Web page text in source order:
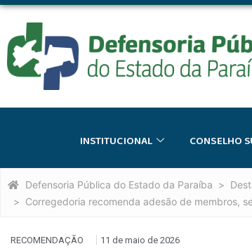
INSTITUCIONAL CONSELHO
Defensoria Pública do Estado da Paraíba
Corregedoria recomenda adesão de membros,
RECOMENDAÇÃO 11 de maio de 2026